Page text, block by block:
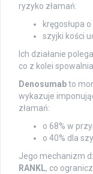
ryzyko złamań:
kręgosłupa o
szyjki kości
Ich działanie
co z kolei
Denosumabto
wykazuje
złamań:
o 68% w
o 40% dla
Jego mechanizm
RANKL, co